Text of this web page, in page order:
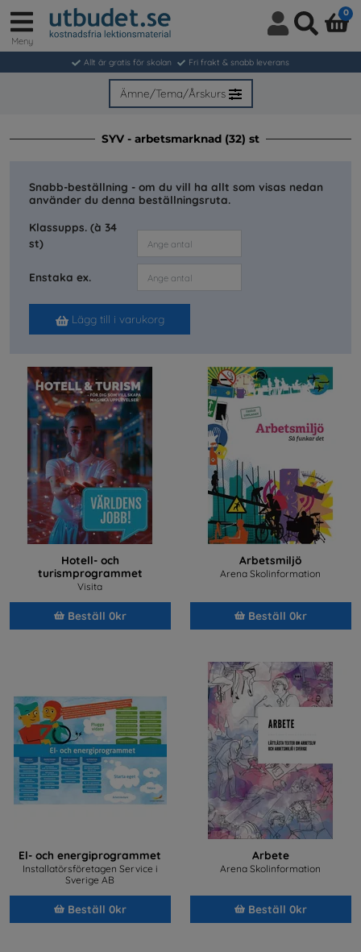
in
/
Meny
0
Allt är gratis för skolan Fri frakt & snabb leverans
Ämne/Tema/Årskurs
SYV - arbetsmarknad (32) st
Snabb-beställning - om du vill ha allt som visas nedan
använder du denna beställningsruta.
Klassupps. (à 34
st)
Enstaka ex.
Lägg till i varukorg
Hotell- och
turismprogrammet
Visita
Beställ 0kr
Arbetsmiljö
Arena Skolinformation
Beställ 0kr
El- och energiprogrammet
Installatörsföretagen Service i
Sverige AB
Beställ 0kr
Arbete
Arena Skolinformation
Beställ 0kr